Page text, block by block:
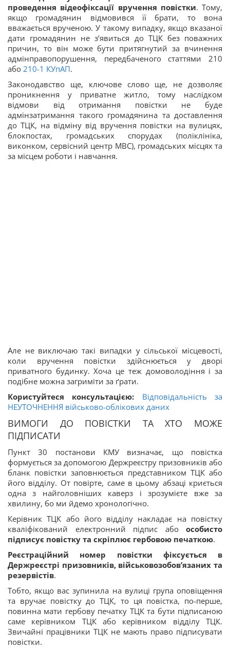
проведення відеофіксації вручення повістки. Тому,
якщо громадянин відмовився її брати, то вона
вважається врученою. У такому випадку, якщо вказаної
дати громадянин не з’явиться до ТЦК без поважних
причин, то він може бути притягнутий за вчинення
адмінправопорушення, передбаченого статтями 210
або 210-1 КУпАП.
Законодавство ще, ключове слово ще, не дозволяє
проникнення у приватне житло, тому наслідком
відмови від отримання повістки не буде
адмінзатримання такого громадянина та доставлення
до ТЦК, на відміну від вручення повістки на вулицях,
блокпостах, громадських спорудах (поліклініка,
виконком, сервісний центр МВС), громадських місцях та
за місцем роботи і навчання.
Але не виключаю такі випадки у сільської місцевості,
коли вручення повістки здійснюється у дворі
приватного будинку. Хоча це теж домоволодіння і за
подібне можна загриміти за ґрати.
Користуйтеся консультацією: Відповідальність за
НЕУТОЧНЕННЯ військово-облікових даних
ВИМОГИ ДО ПОВІСТКИ ТА ХТО МОЖЕ
ПІДПИСАТИ
Пункт 30 постанови КМУ визначає, що повістка
формується за допомогою Держреєстру призовників або
бланк повістки заповнюється представником ТЦК або
його відділу. От повірте, саме в цьому абзаці криється
одна з найголовніших каверз і зрозумієте вже за
хвилину, бо ми йдемо хронологічно.
Керівник ТЦК або його відділу накладає на повістку
кваліфікований електронний підпис або особисто
підписує повістку та скріплює гербовою печаткою.
Реєстраційний номер повістки фіксується в
Держреєстрі призовників, військовозобов’язаних та
резервістів.
Тобто, якщо вас зупинила на вулиці група оповіщення
та вручає повістку до ТЦК, то ця повістка, по-перше,
повинна мати гербову печатку ТЦК та бути підписаною
саме керівником ТЦК або керівником відділу ТЦК.
Звичайні працівники ТЦК не мають право підписувати
повістки.